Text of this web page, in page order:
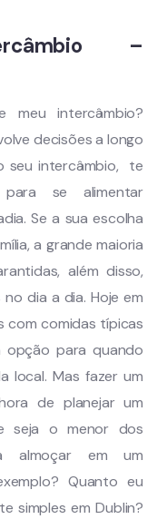
–
meu intercâmbio?
decisões a longo
seu intercâmbio, te
se alimentar
Se a sua escolha
a grande maioria
além disso,
dia a dia. Hoje em
com comidas típicas
opção para quando
local. Mas fazer um
de planejar um
seja o menor dos
almoçar em um
Quanto eu
simples em Dublin?